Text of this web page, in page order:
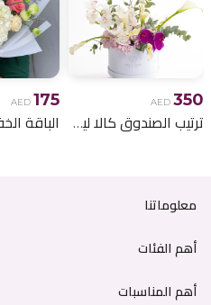
AED 350
ترتيب الصندوق كالا ليلي
AED 175
الباقة
معلوماتنا
أهم الفئات
أهم المناسبات